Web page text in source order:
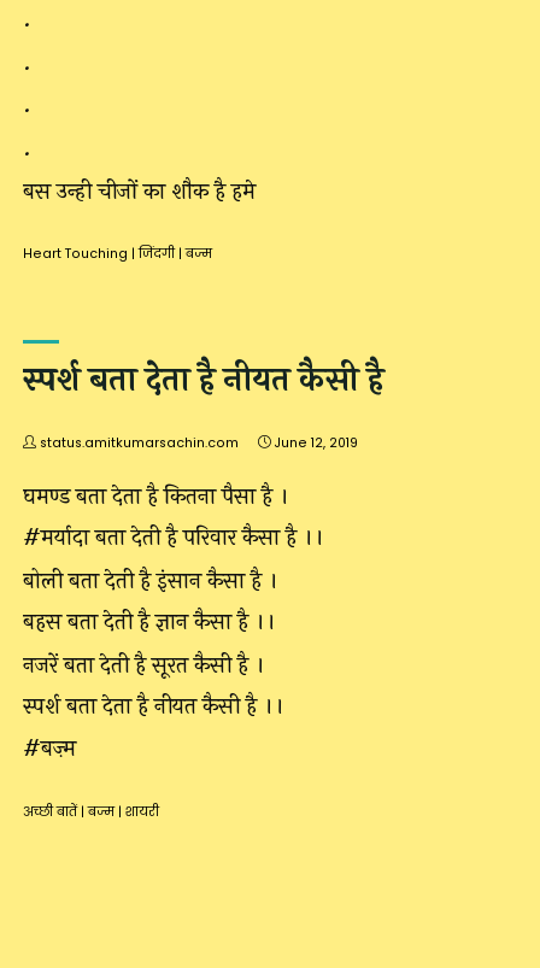
.
.
.
.
बस उन्ही चीजों का शौक है हमे
Heart Touching | जिंदगी | बज्म
स्पर्श बता देता है नीयत कैसी है
status.amitkumarsachin.com June 12, 2019
घमण्ड बता देता है कितना पैसा है ।
#मर्यादा बता देती है परिवार कैसा है ।।
बोली बता देती है इंसान कैसा है ।
बहस बता देती है ज्ञान कैसा है ।।
नजरें बता देती है सूरत कैसी है ।
स्पर्श बता देता है नीयत कैसी है ।।
#बज़्म
अच्छी बातें | बज्म | शायरी